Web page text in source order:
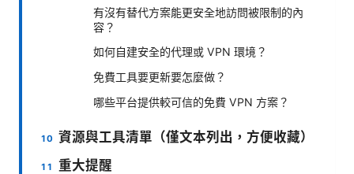
有沒有替代方案能更安全地訪問被限制的內
容？
如何自建安全的代理或 VPN 環境？
免費工具要更新要怎麼做？
哪些平台提供較可信的免費 VPN 方案？
資源與工具清單（僅文本列出，方便收藏）
重大提醒